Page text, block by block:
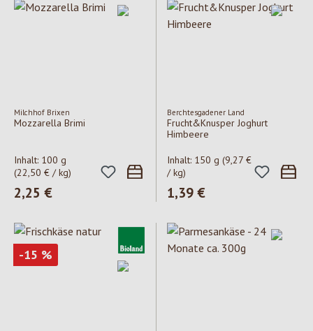
Milchhof Brixen
Mozzarella Brimi
Inhalt: 100 g
(22,50 € / kg)
Regulärer Preis:
2,25 €
Berchtesgadener Land
Frucht&Knusper Joghurt
Himbeere
Inhalt: 150 g (9,27 €
/ kg)
Regulärer Preis:
1,39 €
-15 Rabatt
%